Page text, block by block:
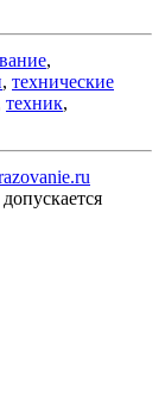
,
, технические
техник,
допускается